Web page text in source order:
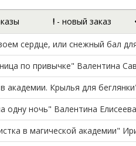
! - новый заказ
сердце, или снежный бал
по привычке" Валентина
академии. Крылья для
одну ночь" Валентина Елисеева
в магической академии"